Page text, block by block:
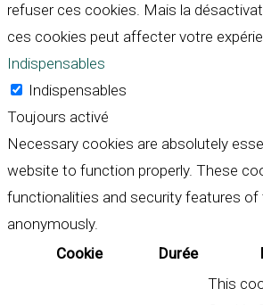
refuser ces cookies. Mais la
ces cookies peut affecter votre
Indispensables
Indispensables
Toujours activé
Necessary cookies are absolutely
website to function properly. These
functionalities and security features of
anonymously.
Cookie
Durée
This